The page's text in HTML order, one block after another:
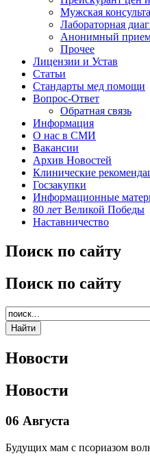
Мужская
Лабораторная
Анонимный
Прочее
Лицензии и Устав
Статьи
Стандарты мед помощи
Вопрос-Ответ
Обратная связь
Информация
О нас в СМИ
Вакансии
Архив Новостей
Клинические
Госзакупки
Информационные
80 лет Великой Победы
Наставничество
Поиск по сайту
Поиск по сайту
Новости
Новости
06 Августа
Будущих мам с псориазом